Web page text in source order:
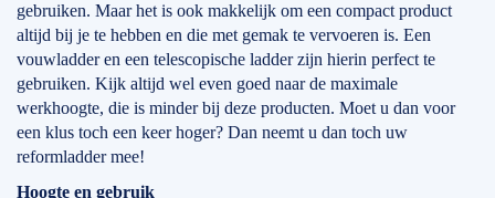
gebruiken. Maar het is ook makkelijk om een compact product
altijd bij je te hebben en die met gemak te vervoeren is. Een
vouwladder en een telescopische ladder zijn hierin perfect te
gebruiken. Kijk altijd wel even goed naar de maximale
werkhoogte, die is minder bij deze producten. Moet u dan voor
een klus toch een keer hoger? Dan neemt u dan toch uw
reformladder mee!
Hoogte en gebruik